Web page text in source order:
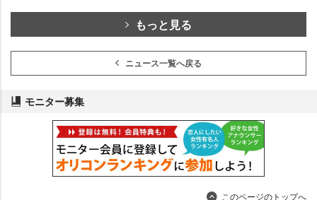
もっと見る
ニュース一覧へ戻る
モニター募集
このページのトップへ